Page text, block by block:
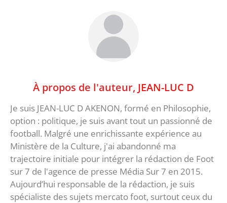
À propos de l'auteur, JEAN-LUC D
Je suis JEAN-LUC D AKENON, formé en Philosophie,
option : politique, je suis avant tout un passionné de
football. Malgré une enrichissante expérience au
Ministère de la Culture, j'ai abandonné ma
trajectoire initiale pour intégrer la rédaction de Foot
sur 7 de l'agence de presse Média Sur 7 en 2015.
Aujourd’hui responsable de la rédaction, je suis
spécialiste des sujets mercato foot, surtout ceux du